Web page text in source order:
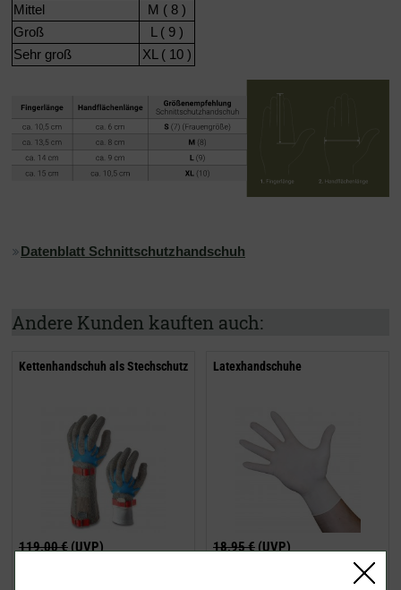
Mittel
M ( 8 )
Groß
L ( 9 )
Sehr groß
XL ( 10 )
Datenblatt Schnittschutzhandschuh
Andere Kunden kauften auch:
Kettenhandschuh als Stechschutz
119,00 € (UVP)
Latexhandschuhe
18,95 € (UVP)